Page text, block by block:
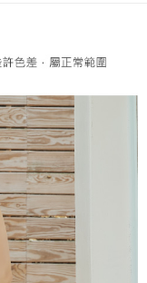
稱本公司）所提供，讓
商店將買賣／分期付款
交帳款。
的，商店將以您的個人
項蒐集、處理及利用，
對及更正。
userRule
完成。
需要取消訂單，請聯絡
效，需透過AFTEE先享
顯示為準，若有關於
聯繫「AFTEE先享後付
support/home
享後付」服務完成之交
易相關給付款項請求債